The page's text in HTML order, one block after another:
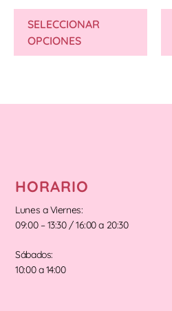
SELECCIONAR
OPCIONES
HORARIO
Lunes a Viernes:
09:00 – 13:30 / 16:00 a 20:30
Sábados:
10:00 a 14:00